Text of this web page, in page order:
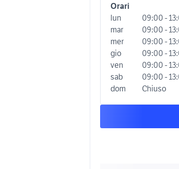
Orari
lun
09:00 -
mar
09:00 -
mer
09:00 -
gio
09:00 -
ven
09:00 -
sab
09:00 -
dom
Chiuso